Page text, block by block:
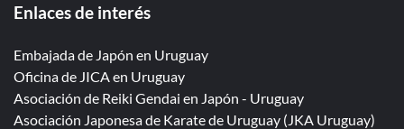
Enlaces de interés
Embajada de Japón en Uruguay
Oficina de JICA en Uruguay
Asociación de Reiki Gendai en Japón - Uruguay
Asociación Japonesa de Karate de Uruguay (JKA Uruguay)